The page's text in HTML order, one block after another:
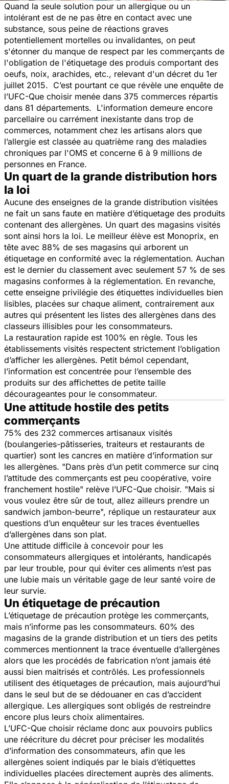
Quand la seule solution pour un allergique ou un
intolérant est de ne pas être en contact avec une
substance, sous peine de réactions graves
potentiellement mortelles ou invalidantes, on peut
s'étonner du manque de respect par les commerçants de
l'obligation de l'étiquetage des produis comportant des
oeufs, noix, arachides, etc., relevant d'un décret du 1er
juillet 2015. C’est pourtant ce que révèle une enquête de
l’UFC-Que choisir menée dans 375 commerces répartis
dans 81 départements. L'information demeure encore
parcellaire ou carrément inexistante dans trop de
commerces, notamment chez les artisans alors que
l’allergie est classée au quatrième rang des maladies
chroniques par l'OMS et concerne 6 à 9 millions de
personnes en France.
Un quart de la grande distribution hors
la loi
Aucune des enseignes de la grande distribution visitées
ne fait un sans faute en matière d’étiquetage des produits
contenant des allergènes. Un quart des magasins visités
sont ainsi hors la loi. Le meilleur élève est Monoprix, en
tête avec 88% de ses magasins qui arborent un
étiquetage en conformité avec la réglementation. Auchan
est le dernier du classement avec seulement 57 % de ses
magasins conformes à la réglementation. En revanche,
cette enseigne privilégie des étiquettes individuelles bien
lisibles, placées sur chaque aliment, contrairement aux
autres qui présentent les listes des allergènes dans des
classeurs illisibles pour les consommateurs.
La restauration rapide est 100% en règle. Tous les
établissements visités respectent strictement l’obligation
d’afficher les allergènes. Petit bémol cependant,
l’information est concentrée pour l’ensemble des
produits sur des affichettes de petite taille
décourageantes pour le consommateur.
Une attitude hostile des petits
commerçants
75% des 232 commerces artisanaux visités
(boulangeries-pâtisseries, traiteurs et restaurants de
quartier) sont les cancres en matière d’information sur
les allergènes. "Dans près d’un petit commerce sur cinq
l’attitude des commerçants est peu coopérative, voire
franchement hostile" relève l’UFC-Que choisir. "Mais si
vous voulez être sûr de tout, allez ailleurs prendre un
sandwich jambon-beurre", réplique un restaurateur aux
questions d’un enquêteur sur les traces éventuelles
d’allergènes dans son plat.
Une attitude difficile à concevoir pour les
consommateurs allergiques et intolérants, handicapés
par leur trouble, pour qui éviter ces aliments n’est pas
une lubie mais un véritable gage de leur santé voire de
leur survie.
Un étiquetage de précaution
L’étiquetage de précaution protège les commerçants,
mais n’informe pas les consommateurs. 60% des
magasins de la grande distribution et un tiers des petits
commerces mentionnent la trace éventuelle d’allergènes
alors que les procédés de fabrication n’ont jamais été
aussi bien maitrisés et contrôlés. Les professionnels
utilisent des étiquetages de précaution, mais aujourd’hui
dans le seul but de se dédouaner en cas d’accident
allergique. Les allergiques sont obligés de restreindre
encore plus leurs choix alimentaires.
L’UFC-Que choisir réclame donc aux pouvoirs publics
une réécriture du décret pour préciser les modalités
d’information des consommateurs, afin que les
allergènes soient indiqués par le biais d’étiquettes
individuelles placées directement auprès des aliments.